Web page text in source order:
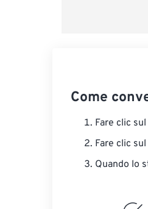
Come
Fare clic
Fare clic
Quando lo